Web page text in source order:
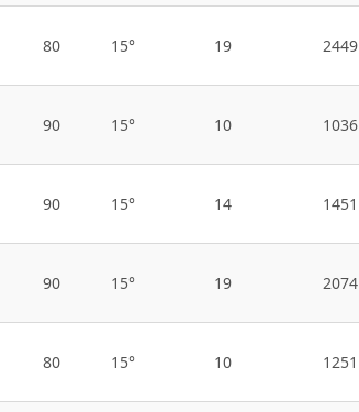
80 15° 19 2449
90 15° 10 1036
90 15° 14 1451
90 15° 19 2074
80 15° 10 1251